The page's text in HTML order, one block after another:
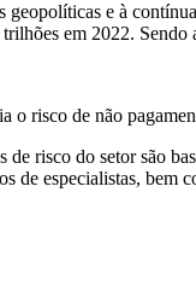
e à
em 2022.
risco de não
risco do setor são
especialistas, bem